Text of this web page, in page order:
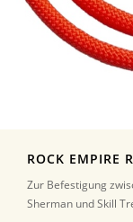
ROCK EMPIRE
Zur Befestigung
Sherman und Skill